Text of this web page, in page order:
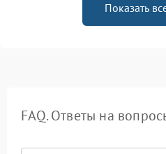
Показать
FAQ. Ответы на